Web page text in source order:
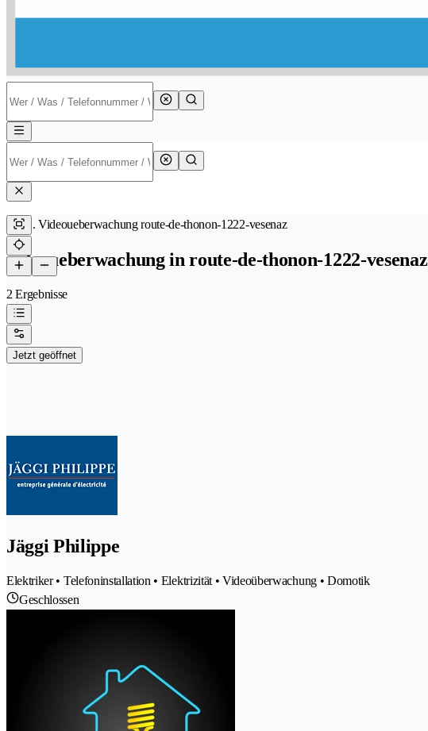
Videoueberwachung route-de-thonon-1222-vesenaz
videoueberwachung in route-de-thonon-1222-vesenaz
2 Ergebnisse
Jetzt geöffnet
Jäggi Philippe
Elektriker • Telefoninstallation • Elektrizität • Videoüberwachung • Domotik
Geschlossen